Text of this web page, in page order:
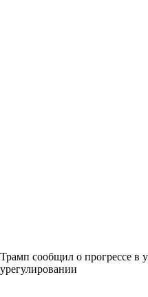
Трамп сообщил о прогрессе в
урегулировании